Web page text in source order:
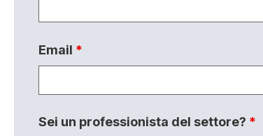
Email *
Sei un professionista del settore? *